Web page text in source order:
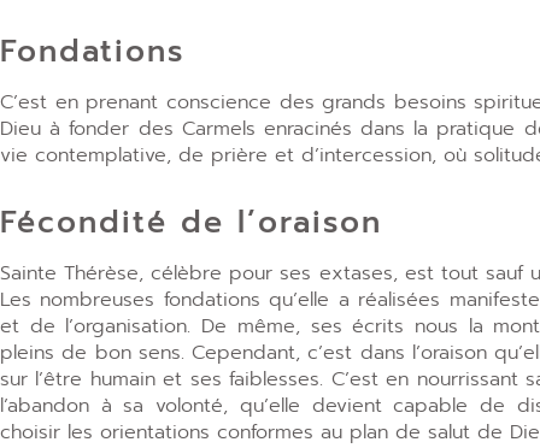
Fondations
C’est en prenant conscience des grands besoins
Dieu à fonder des Carmels enracinés dans la pratique
vie contemplative, de prière et d’intercession, où
Fécondité de l’oraison
Sainte Thérèse, célèbre pour ses extases, est tout
Les nombreuses fondations qu’elle a réalisées
et de l’organisation. De même, ses écrits nous la
pleins de bon sens. Cependant, c’est dans l’oraison
sur l’être humain et ses faiblesses. C’est en
l’abandon à sa volonté, qu’elle devient capable de
choisir les orientations conformes au plan de salut de